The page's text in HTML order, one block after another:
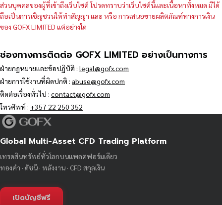
ส่วนบุคคลของผู้ที่เข้าถึงเว็บไซต์ โปรดทราบว่าเว็บไซต์นี้และเนื้อหาทั้งหมด มิได้
ถือเป็นการเชิญชวนให้ทำสัญญา และ หรือ การเสนอขายผลิตภัณฑ์ทางการเงิน
ของ GOFX LIMITED แต่อย่างใด
ช่องทางการติดต่อ GOFX LIMITED อย่างเป็นทางการ
ฝ่ายกฎหมายและข้อปฏิบัติ : legal@gofx.com
ฝ่ายการใช้งานที่ผิดปกติ : abuse@gofx.com
ติดต่อเรื่องทั่วไป : contact@gofx.com
โทรศัพท์ : +357 22 250 352
Global Multi-Asset CFD Trading Platform
เทรดสินทรัพย์ทั่วโลกบนแพลตฟอร์มเดียว
ทองคำ · ดัชนี · พลังงาน · CFD สกุลเงิน
เปิดบัญชีฟรี